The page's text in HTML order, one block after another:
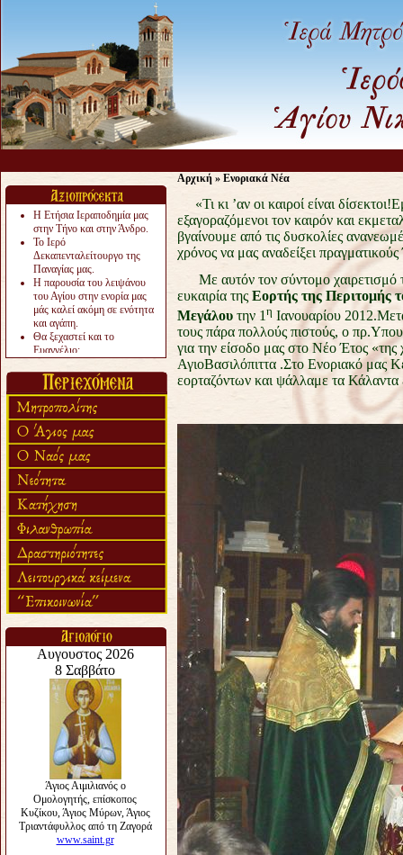
Η Ετήσια Ιεραποδημία μας
στην Τήνο και στην Άνδρο.
Το Ιερό
Δεκαπενταλείτουργο της
Παναγίας μας.
Η παρουσία του λειψάνου
του Αγίου στην ενορία μας
μάς καλεί ακόμη σε ενότητα
και αγάπη.
Θα ξεχαστεί και το
Ευαγγέλιο;
«πολύ αργά».
Ζητείται....
Αρχική » Ενοριακά Νέα
«Τι κι ’αν οι καιροί είναι
εξαγοραζόμενοι τον καιρόν και
βγαίνουμε από τις δυσκολίες
χρόνος να μας αναδείξει
Με αυτόν τον σύντομο χαιρετισμό
ευκαιρία της Εορτής της Περιτομής
Μεγάλου την 1 η Ιανουαρίου
τους πάρα πολλούς πιστούς, ο
για την είσοδο μας στο Νέο Έτος
ΑγιοΒασιλόπιττα .Στο Ενοριακό μας
εορταζόντων και ψάλλαμε τα Κάλαντα